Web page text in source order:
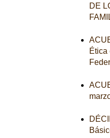
DE
Ética